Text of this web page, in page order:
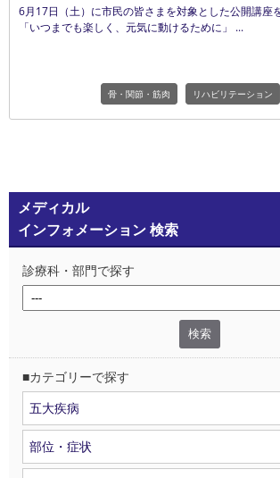
6月17日（土）に市民の皆さまを対象とした公開講座
「いつまでも楽しく、元気に動けるために」
骨・関節・筋肉 リハビリテーション
メディカル
インフォメーション 検索
診療科・部門で探す
■カテゴリーで探す
五大疾病
部位・症状